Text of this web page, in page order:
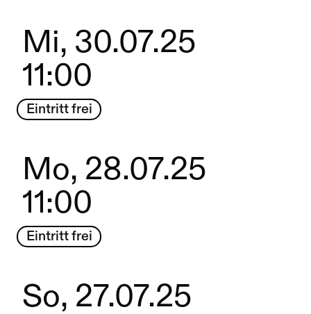
Mi, 30.07.25
11:00
Eintritt frei
Mo, 28.07.25
11:00
Eintritt frei
So, 27.07.25